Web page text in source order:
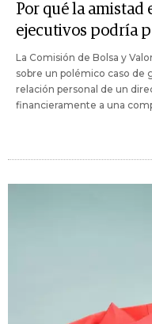
Por qué la
ejecutivos podría
La Comisión de Bolsa y
sobre un polémico caso de
relación personal de un
financieramente a una